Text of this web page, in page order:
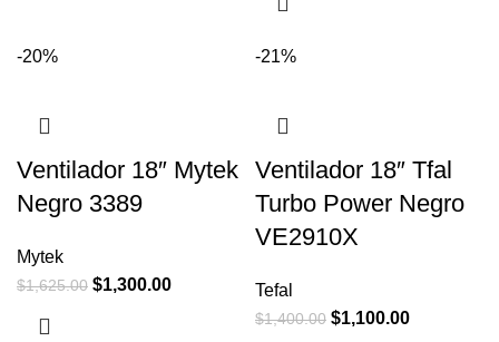
-20%
Ventilador 18″ Mytek
Negro 3389
Mytek
$1,625.00 $1,300.00
-21%
Ventilador 18″ Tfal
Turbo Power Negro
VE2910X
Tefal
$1,400.00 $1,100.00